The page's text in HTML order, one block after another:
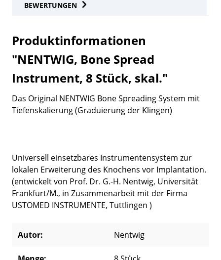
BEWERTUNGEN
Produktinformationen
"NENTWIG, Bone Spread
Instrument, 8 Stück, skal."
Das Original NENTWIG Bone Spreading System mit
Tiefenskalierung (Graduierung der Klingen)
Universell einsetzbares Instrumentensystem zur
lokalen Erweiterung des Knochens vor Implantation.
(entwickelt von Prof. Dr. G.-H. Nentwig, Universität
Frankfurt/M., in Zusammenarbeit mit der Firma
USTOMED INSTRUMENTE, Tuttlingen )
Autor: Nentwig